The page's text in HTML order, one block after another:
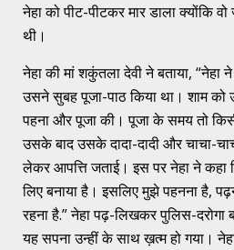
नेहा को पीट-पीटकर मार डाला क्योंकि
थी।
नेहा की मां शकुंतला देवी ने बताया, “नेहा
उसने सुबह पूजा-पाठ किया था। शाम को
पहना और पूजा की। पूजा के समय तो
उसके बाद उसके दादा-दादी और चाचा-
लेकर आपत्ति जताई। इस पर नेहा ने
लिए बनाया है। इसलिए मुझे पहनना है,
रहना है.” नेहा पढ़-लिखकर पुलिस-दरोगा
यह सपना उन्हीं के साथ ख़त्म हो गया।